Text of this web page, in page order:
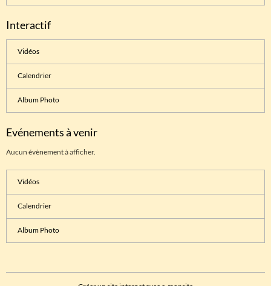
Interactif
Vidéos
Calendrier
Album Photo
Evénements à venir
Aucun évènement à afficher.
Vidéos
Calendrier
Album Photo